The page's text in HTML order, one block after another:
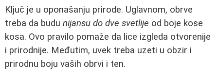
Ključ je u oponašanju prirode. Uglavnom, obrve
treba da budu nijansu do dve svetlije od boje kose
kosa. Ovo pravilo pomaže da lice izgleda otvorenije
i prirodnije. Međutim, uvek treba uzeti u obzir i
prirodnu boju vaših obrvi i ten.